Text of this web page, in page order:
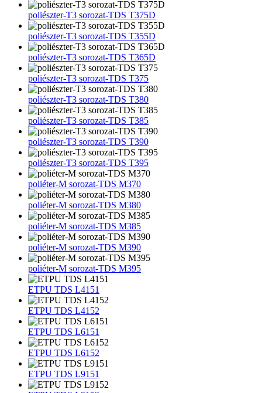
poliészter-T3 sorozat-TDS T375D
poliészter-T3 sorozat-TDS T355D
poliészter-T3 sorozat-TDS T365D
poliészter-T3 sorozat-TDS T375
poliészter-T3 sorozat-TDS T380
poliészter-T3 sorozat-TDS T385
poliészter-T3 sorozat-TDS T390
poliészter-T3 sorozat-TDS T395
poliéter-M sorozat-TDS M370
poliéter-M sorozat-TDS M380
poliéter-M sorozat-TDS M385
poliéter-M sorozat-TDS M390
poliéter-M sorozat-TDS M395
ETPU TDS L4151
ETPU TDS L4152
ETPU TDS L6151
ETPU TDS L6152
ETPU TDS L9151